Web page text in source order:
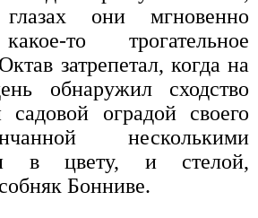
они мгновенно
то трогательное
затрепетал, когда на
обнаружил сходство
оградой своего
несколькими
в цвету, и стелой,
Бонниве.